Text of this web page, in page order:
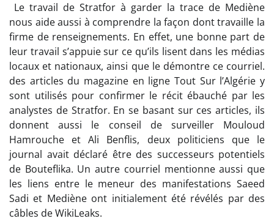
Le travail de Stratfor à garder la trace de Mediène
nous aide aussi à comprendre la façon dont travaille la
firme de renseignements. En effet, une bonne part de
leur travail s’appuie sur ce qu’ils lisent dans les médias
locaux et nationaux, ainsi que le démontre ce courriel.
des articles du magazine en ligne Tout Sur l’Algérie y
sont utilisés pour confirmer le récit ébauché par les
analystes de Stratfor. En se basant sur ces articles, ils
donnent aussi le conseil de surveiller Mouloud
Hamrouche et Ali Benflis, deux politiciens que le
journal avait déclaré être des successeurs potentiels
de Bouteflika. Un autre courriel mentionne aussi que
les liens entre le meneur des manifestations Saeed
Sadi et Mediène ont initialement été révélés par des
câbles de WikiLeaks.